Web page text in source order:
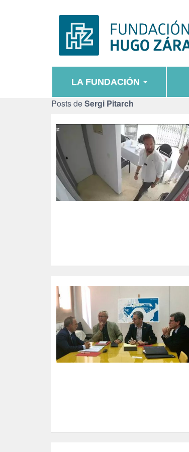
LA FUNDACIÓN
Posts deSergi Pitarch